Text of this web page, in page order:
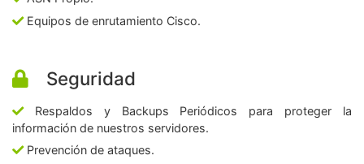
Equipos de enrutamiento Cisco.
Seguridad
Respaldos y Backups Periódicos para proteger la
información de nuestros servidores.
Prevención de ataques.